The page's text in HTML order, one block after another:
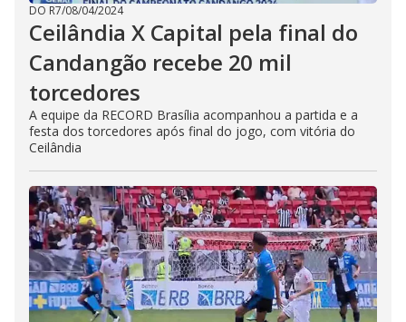
DO R7/08/04/2024
Ceilândia X Capital pela final do
Candangão recebe 20 mil
torcedores
A equipe da RECORD Brasília acompanhou a partida e a
festa dos torcedores após final do jogo, com vitória do
Ceilândia